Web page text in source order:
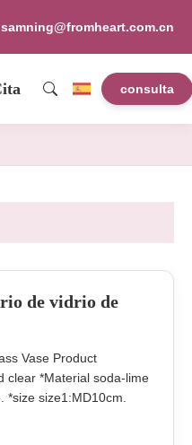
consulta
de vidrio de
Vase Product
clear *Material soda-lime
size1:MD10cm.